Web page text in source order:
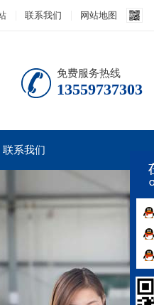
联系我们 网站地图
免费服务热线
13559737303
联系我们